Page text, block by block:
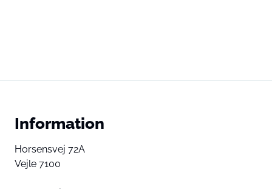
Information
Horsensvej 72A
Vejle 7100